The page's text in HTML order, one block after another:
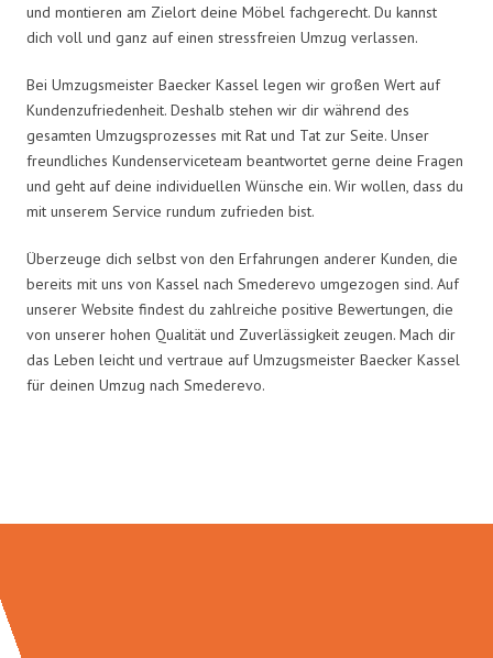
und montieren am Zielort deine Möbel fachgerecht. Du kannst
dich voll und ganz auf einen stressfreien Umzug verlassen.
Bei Umzugsmeister Baecker Kassel legen wir großen Wert auf
Kundenzufriedenheit. Deshalb stehen wir dir während des
gesamten Umzugsprozesses mit Rat und Tat zur Seite. Unser
freundliches Kundenserviceteam beantwortet gerne deine Fragen
und geht auf deine individuellen Wünsche ein. Wir wollen, dass du
mit unserem Service rundum zufrieden bist.
Überzeuge dich selbst von den Erfahrungen anderer Kunden, die
bereits mit uns von Kassel nach Smederevo umgezogen sind. Auf
unserer Website findest du zahlreiche positive Bewertungen, die
von unserer hohen Qualität und Zuverlässigkeit zeugen. Mach dir
das Leben leicht und vertraue auf Umzugsmeister Baecker Kassel
für deinen Umzug nach Smederevo.